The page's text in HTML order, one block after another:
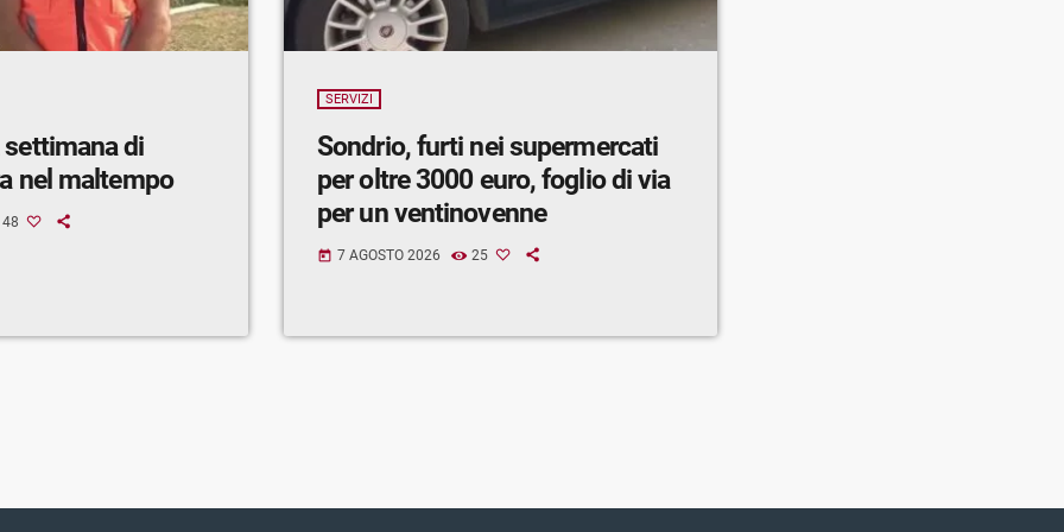
settimana di
nel maltempo
48
SERVIZI
Sondrio, furti nei supermercati
per oltre 3000 euro, foglio di via
per un ventinovenne
today 7 AGOSTO 2026 25